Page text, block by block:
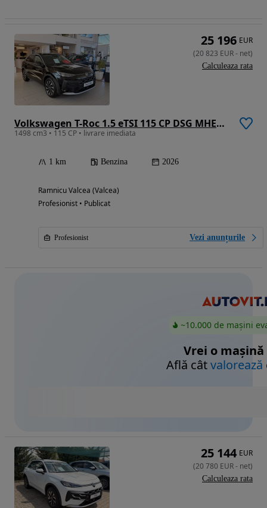
Volkswagen T-Roc 1.5 eTSI 115 CP DSG MHEV Life
1498 cm3 • 115 CP • livrare imediata
1 km Benzina 2026
Ramnicu Valcea (Valcea)
Profesionist • Publicat
Profesionist Vezi anunțurile
25 196 EUR
(20 823 EUR- net)
Calculeaza rata
~10.000 de mașini
Vrei o mașină
Află câtvalorează
25 144 EUR
(20 780 EUR- net)
Calculeaza rata